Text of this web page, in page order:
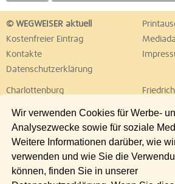
Wir verwenden Cookies für Werbe-
Analysezwecke sowie für soziale
Weitere Informationen darüber, wie
verwenden und wie Sie die
können, finden Sie in unserer
© WEGWEISER aktuell
Kostenfreier Eintrag
Kontakte
Datenschutzerklärung
Charlottenburg
Lichtenberg
Marzahn
Neukölln
Pankow
Reinickendorf